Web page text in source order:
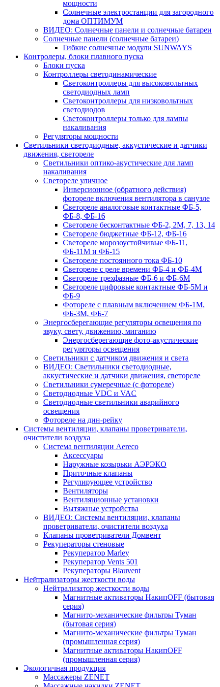
мощности
Солнечные электростанции для загородного
дома ОПТИМУМ
ВИДЕО: Солнечные панели и солнечные батареи
Солнечные панели (солнечные батареи)
Гибкие солнечные модули SUNWAYS
Контролеры, блоки плавного пуска
Блоки пуска
Контроллеры светодинамические
Светоконтроллеры для высоковольтных
светодиодных ламп
Светоконтроллеры для низковольтных
светодиодов
Светоконтроллеры только для лампы
накаливания
Регуляторы мощности
Светильники светодиодные, аккустические и датчики
движения, светореле
Светильники оптико-акустические для ламп
накаливания
Светореле уличное
Инверсионное (обратного действия)
фотореле включения вентилятора в санузле
Светореле аналоговые контактные ФБ-5,
ФБ-8, ФБ-16
Светореле бесконтактные ФБ-2, 2М, 7, 13, 14
Светореле бюджетные ФБ-12, ФБ-16
Светореле морозоустойчивые ФБ-11,
ФБ-11М и ФБ-15
Светореле постоянного тока ФБ-10
Светореле с реле времени ФБ-4 и ФБ-4М
Светореле трехфазные ФБ-6 и ФБ-6М
Светореле цифровые контактные ФБ-5М и
ФБ-9
Фотореле с плавным включением ФБ-1М,
ФБ-3М, ФБ-7
Энергосберегающие регуляторы освещения по
звуку, свету, движению, миганию
Энергосберегающие фото-акустические
регуляторы освещения
Светильники с датчиком движения и света
ВИДЕО: Светильники светодиодные,
аккустические и датчики движения, светореле
Светильники сумеречные (с фотореле)
Светодиодные VDC и VAC
Светодиодные светильники аварийного
освещения
Фотореле на дин-рейку
Системы вентиляции, клапаны проветриватели,
очистители воздуха
Система вентиляции Aereco
Аксессуары
Наружные козырьки АЭРЭКО
Приточные клапаны
Регулирующее устройство
Вентиляторы
Вентиляционные установки
Вытяжные устройства
ВИДЕО: Системы вентиляции, клапаны
проветриватели, очистители воздуха
Клапаны проветриватели Домвент
Рекуператоры стеновые
Рекуператор Marley
Рекуператор Vents 501
Рекуператоры Blauvent
Нейтрализаторы жесткости воды
Нейтрализатор жесткости воды
Магнитные активаторы НакипOFF (бытовая
серия)
Магнито-механические фильтры Туман
(бытовая серия)
Магнито-механические фильтры Туман
(промышленная серия)
Магнитные активаторы НакипOFF
(промышленная серия)
Экологичная продукция
Массажеры ZENET